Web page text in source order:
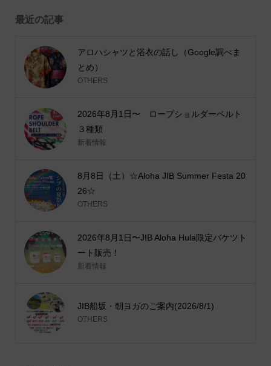
最近の記事
アロハシャツと浴衣の話し（Google調べま
とめ）
OTHERS
2026年8月1日〜 ロープショルダーベルト
３種類
新着情報
8月8日（土）☆Aloha JIB Summer Festa 20
26☆
OTHERS
2026年8月1日〜JIB Aloha Hula限定バケツト
ート販売！
新着情報
JIB船坂・朝ヨガのご案内(2026/8/1)
OTHERS